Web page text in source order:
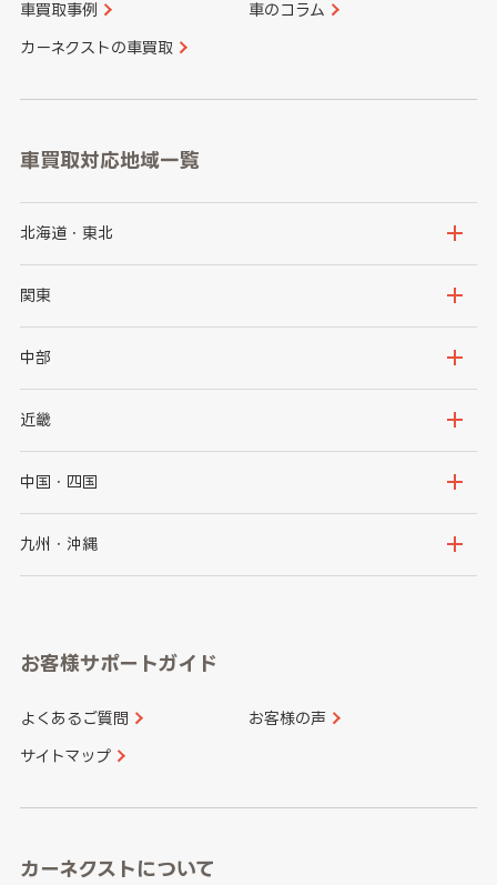
車買取事例 車のコラム
カーネクストの車買取
車買取対応地域一覧
北海道・東北
北海道
岩手県
秋田県
関東
茨城県
群馬県
千葉県
中部
新潟県
石川県
山梨県
愛知県
近畿
大阪府
京都府
和歌山県
中国・四国
鳥取県
山口県
香川県 愛媛県
九州・沖縄
長崎県
大分県 宮崎県
お客様サポートガイド
よくあるご質問 お客様の声
サイトマップ
カーネクストについて